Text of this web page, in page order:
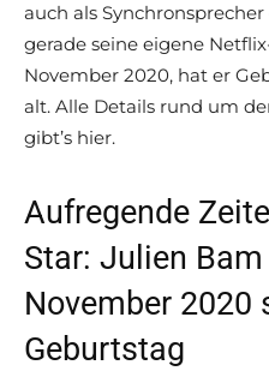
auch als
gerade seine eigene
November 2020, hat er
alt. Alle Details rund um
gibt’s hier.
Aufregende
Star: Julien
November 2020
Geburtstag